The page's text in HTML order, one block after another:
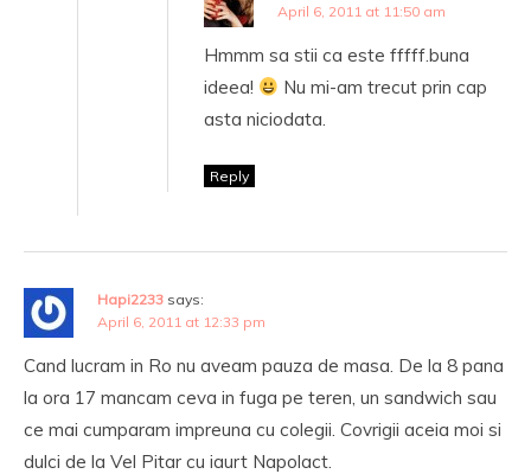
April 6, 2011 at 11:50 am
Hmmm sa stii ca este fffff.buna
ideea!
Nu mi-am trecut prin cap
asta niciodata.
Reply
Hapi2233 says:
April 6, 2011 at 12:33 pm
Cand lucram in Ro nu aveam pauza de masa. De la 8 pana
la ora 17 mancam ceva in fuga pe teren, un sandwich sau
ce mai cumparam impreuna cu colegii. Covrigii aceia moi si
dulci de la Vel Pitar cu iaurt Napolact.